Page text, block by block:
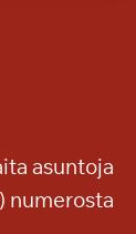
asuntoja
numerosta